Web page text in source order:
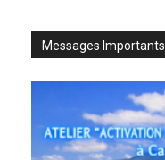
Messages Importants